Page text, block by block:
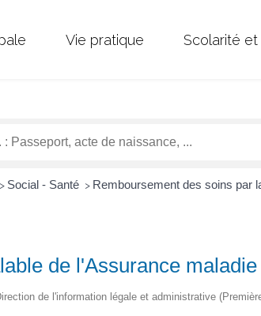
Vie pratique Scolarité
> Social - Santé > Remboursement des soins par
de l'Assurance maladie
de l'information légale et administrative